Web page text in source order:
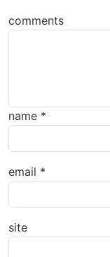
comments
name *
email *
site